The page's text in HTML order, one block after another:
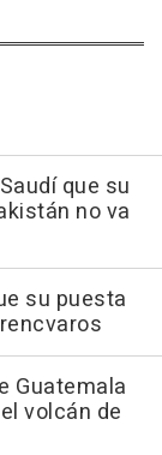
que su
no va
su puesta
Guatemala
volcán de